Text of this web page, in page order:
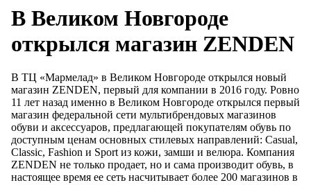
В Великом Новгороде
открылся магазин ZENDEN
В ТЦ «Мармелад» в Великом Новгороде открылся новый
магазин ZENDEN, первый для компании в 2016 году. Ровно
11 лет назад именно в Великом Новгороде открылся первый
магазин федеральной сети мультибрендовых магазинов
обуви и аксессуаров, предлагающей покупателям обувь по
доступным ценам основных стилевых направлений: Casual,
Classic, Fashion и Sport из кожи, замши и велюра. Компания
ZENDEN не только продает, но и сама производит обувь, в
настоящее время ее сеть насчитывает более 200 магазинов в